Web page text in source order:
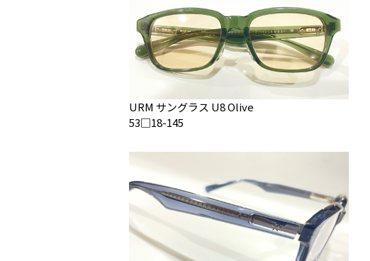
URM サングラス U8 Olive
53□18-145